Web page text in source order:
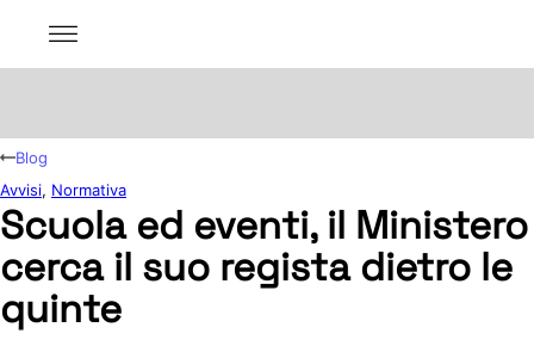
Scuola ed eventi, il Ministero
cerca il suo regista dietro le
quinte
Blog
Avvisi, Normativa